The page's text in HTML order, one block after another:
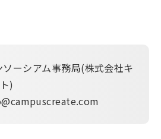
ソーシアム事務局(株式会社キ
イト)